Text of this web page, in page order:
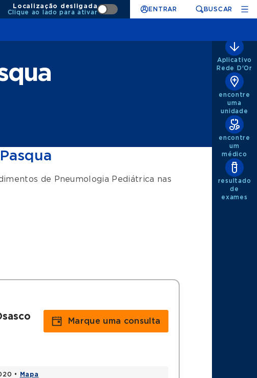
Localização desligada
Clique ao lado para ativar
ENTRAR BUSCAR
de Pneumologia Pediátrica nas
• Mapa
Marque uma consulta
Aplicativo
Rede D'Or
encontre
uma
unidade
encontre
um
médico
resultado
de
exames